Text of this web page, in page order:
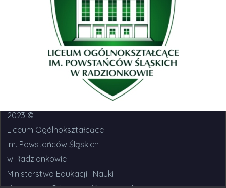
2023 ©
Liceum Ogólnokształcące
im. Powstańców Śląskich
w Radzionkowie
Ministerstwo Edukacji i Nauki